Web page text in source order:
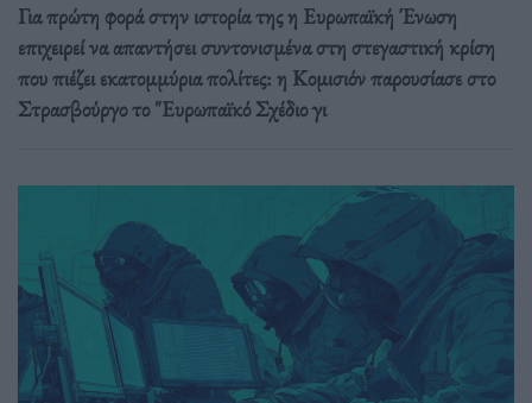
Για πρώτη φορά στην ιστορία της η Ευρωπαϊκή Ένωση
επιχειρεί να απαντήσει συντονισμένα στη στεγαστική κρίση
που πιέζει εκατομμύρια πολίτες: η Κομισιόν παρουσίασε στο
Στρασβούργο το "Ευρωπαϊκό Σχέδιο γι